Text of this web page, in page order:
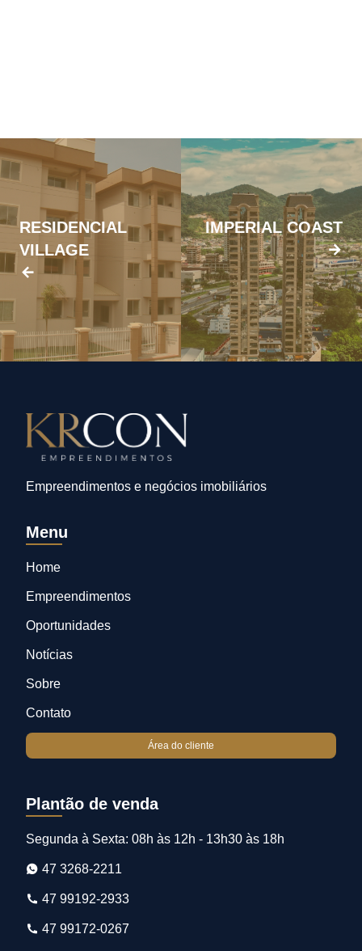
RESIDENCIAL
VILLAGE
IMPERIAL COAST
Empreendimentos e negócios imobiliários
Menu
Home
Empreendimentos
Oportunidades
Notícias
Sobre
Contato
Área do cliente
Plantão de venda
Segunda à Sexta: 08h às 12h - 13h30 às 18h
47 3268-2211
47 99192-2933
47 99172-0267